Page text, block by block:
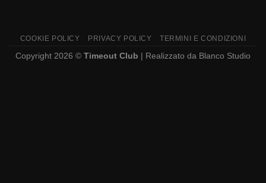
COOKIE POLICY PRIVACY POLICY TERMINI E CONDIZIONI
Copyright 2026 © Timeout Club | Realizzato da Blanco Studio